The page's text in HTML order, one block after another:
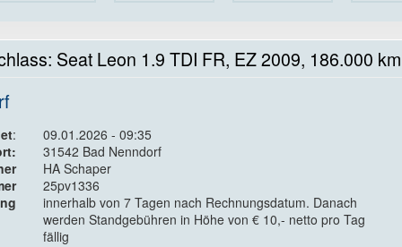
Seat Leon 1.9 TDI FR, EZ 2009, 186.000
:
09.01.2026 - 09:35
31542 Bad Nenndorf
HA Schaper
25pv1336
innerhalb von 7 Tagen nach Rechnungsdatum. Danach
werden Standgebühren in Höhe von € 10,- netto pro Tag
fällig